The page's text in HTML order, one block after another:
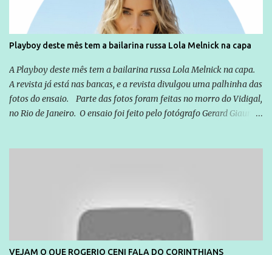
forma consistente a riqueza do conhecimento... Exemplo: o
cidadão brasileiro não precisa só ser informado sobre operações
da Lava Jato, Reformas que podem retirar ou não direitos, ou
quem vai ser preso ou não; é preciso levar até as pessoas, do mais
simples ao mais burguês, o que diz a nossa Constituição, quais são
seus direitos e deveres em ...
Playboy deste mês tem a bailarina russa Lola Melnick na capa
A Playboy deste mês tem a bailarina russa Lola Melnick na capa.
A revista já está nas bancas, e a revista divulgou uma palhinha das
fotos do ensaio. Parte das fotos foram feitas no morro do Vidigal,
no Rio de Janeiro. O ensaio foi feito pelo fotógrafo Gerard Giaume
VEJAM O QUE ROGERIO CENI FALA DO CORINTHIANS